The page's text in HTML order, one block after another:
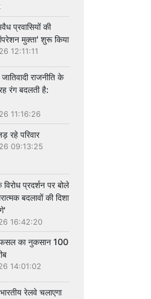
प्रवासियों की
मुक्ता' शुरू किया
12:11:11
राजनीति के
रंग बदलती है:
11:16:26
रहे परिवार
09:13:25
प्रदर्शन पर बोले
बदलावों की दिशा
16:42:20
का नुकसान 100
14:01:02
रेलवे चलाएगा